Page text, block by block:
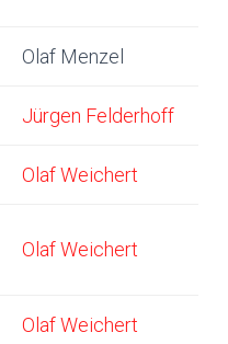
Olaf Menzel
Jürgen Felderhoff
Olaf Weichert
Olaf Weichert
Olaf Weichert